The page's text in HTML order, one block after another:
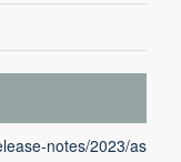
notes/2023/as